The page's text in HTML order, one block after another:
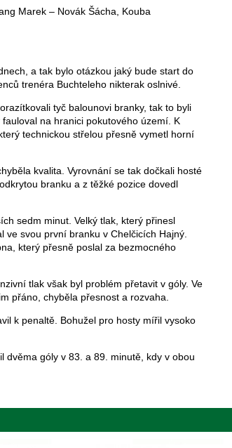
Marek – Novák Šácha, Kouba
a tak bylo otázkou jaký bude start do
trenéra Buchteleho nikterak oslnivé.
tyč balounovi branky, tak to byli
na hranici pokutového území. K
technickou střelou přesně vymetl horní
kvalita. Vyrovnání se tak dočkali hosté
branku a z těžké pozice dovedl
sedm minut. Velký tlak, který přinesl
svou první branku v Chelčicích Hajný.
který přesně poslal za bezmocného
tlak však byl problém přetavit v góly. Ve
přáno, chyběla přesnost a rozvaha.
k penaltě. Bohužel pro hosty mířil vysoko
dvěma góly v 83. a 89. minutě, kdy v obou